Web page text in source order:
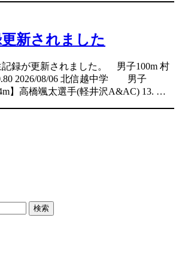
新されました
記録が更新されました。 男子100m 村
2026/08/06 北信越中学 男子
】高橋颯太選手(軽井沢A&AC) 13. …